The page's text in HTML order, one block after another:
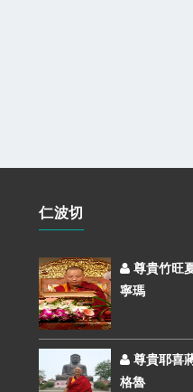
仁波切
尊貴竹旺
寧瑪
尊貴耶喜
格魯